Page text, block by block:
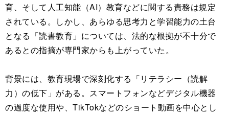
育、そして人工知能（AI）教育などに関する責務は規定
されている。しかし、あらゆる思考力と学習能力の土台
となる「読書教育」については、法的な根拠が不十分で
あるとの指摘が専門家からも上がっていた。
背景には、教育現場で深刻化する「リテラシー（読解
力）の低下」がある。スマートフォンなどデジタル機器
の過度な使用や、TikTokなどのショート動画を中心とし